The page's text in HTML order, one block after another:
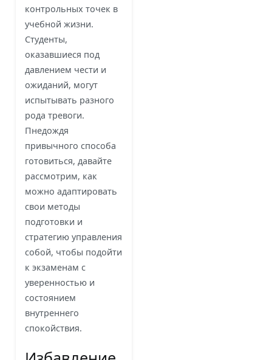
контрольных точек в
учебной жизни.
Студенты,
оказавшиеся под
давлением чести и
ожиданий, могут
испытывать разного
рода тревоги.
Пнедождя
привычного способа
готовиться, давайте
рассмотрим, как
можно адаптировать
свои методы
подготовки и
стратегию управления
собой, чтобы подойти
к экзаменам с
уверенностью и
состоянием
внутреннего
спокойствия.